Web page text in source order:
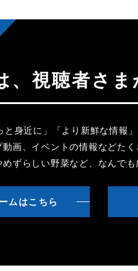
、視聴者さ
と身近に」「より新鮮な情報
画、イベントの情報などた
ずらしい野菜など、なんで
ムはこちら